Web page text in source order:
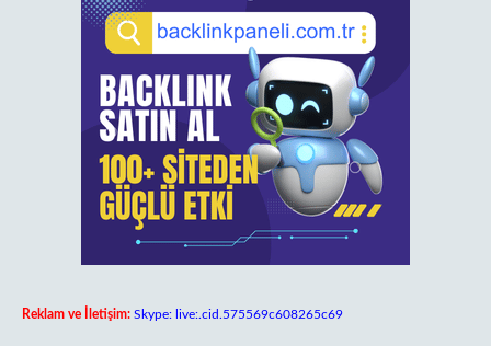
Reklam ve İletişim: Skype: live:.cid.575569c608265c69